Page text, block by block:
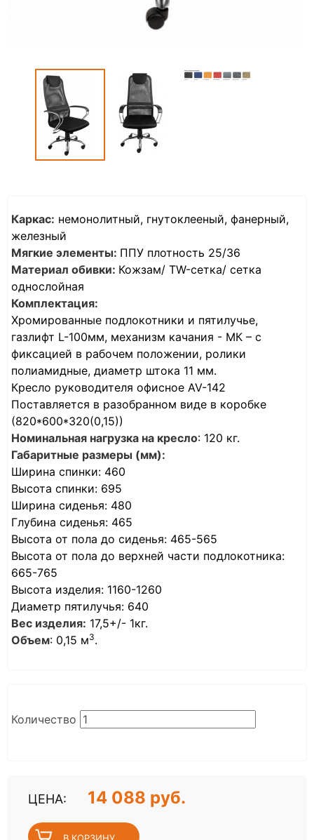
Количество
Каркас: немонолитный, гнутоклееный, фанерный,
железный
Мягкие элементы: ППУ плотность 25/36
Материал обивки: Кожзам/ TW-сетка/ сетка
однослойная
Комплектация:
Хромированные подлокотники и пятилучье,
газлифт L-100мм, механизм качания - МК – с
фиксацией в рабочем положении, ролики
полиамидные, диаметр штока 11 мм.
Кресло руководителя офисное AV-142
Поставляется в разобранном виде в коробке
(820*600*320(0,15))
Номинальная нагрузка на кресло: 120 кг.
Габаритные размеры (мм):
Ширина спинки: 460
Высота спинки: 695
Ширина сиденья: 480
Глубина сиденья: 465
Высота от пола до сиденья: 465-565
Высота от пола до верхней части подлокотника:
665-765
Высота изделия: 1160-1260
Диаметр пятилучья: 640
Вес изделия: 17,5+/- 1кг.
Объем: 0,15 м3.
ЦЕНА: 14 088 руб.